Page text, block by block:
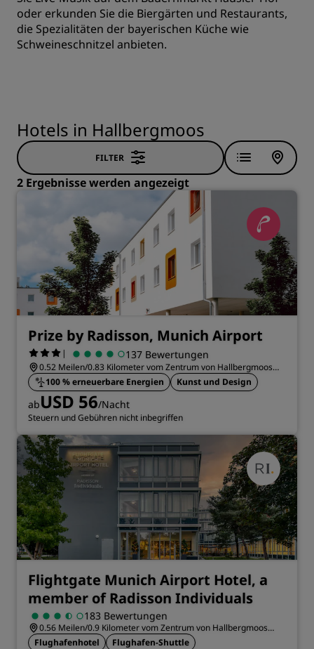
oder erkunden Sie die Biergärten und Restaurants,
die Spezialitäten der bayerischen Küche wie
Schweineschnitzel anbieten.
Hotels in Hallbergmoos
FILTER
2 Ergebnisse werden angezeigt
Prize by Radisson, Munich Airport
| 137 Bewertungen
0.52 Meilen/0.83 Kilometer vom Zentrum von Hallbergmoos
entfernt
100 % erneuerbare Energien Kunst und Design
abUSD 56/Nacht
Steuern und Gebühren nicht inbegriffen
Flightgate Munich Airport Hotel, a
member of Radisson Individuals
183 Bewertungen
0.56 Meilen/0.9 Kilometer vom Zentrum von Hallbergmoos
entfernt
Flughafenhotel Flughafen-Shuttle